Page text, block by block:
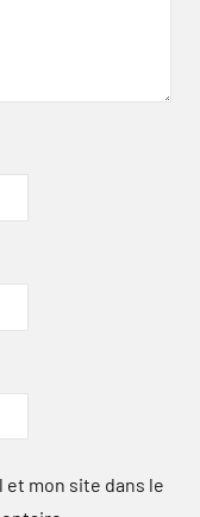
mon site dans le